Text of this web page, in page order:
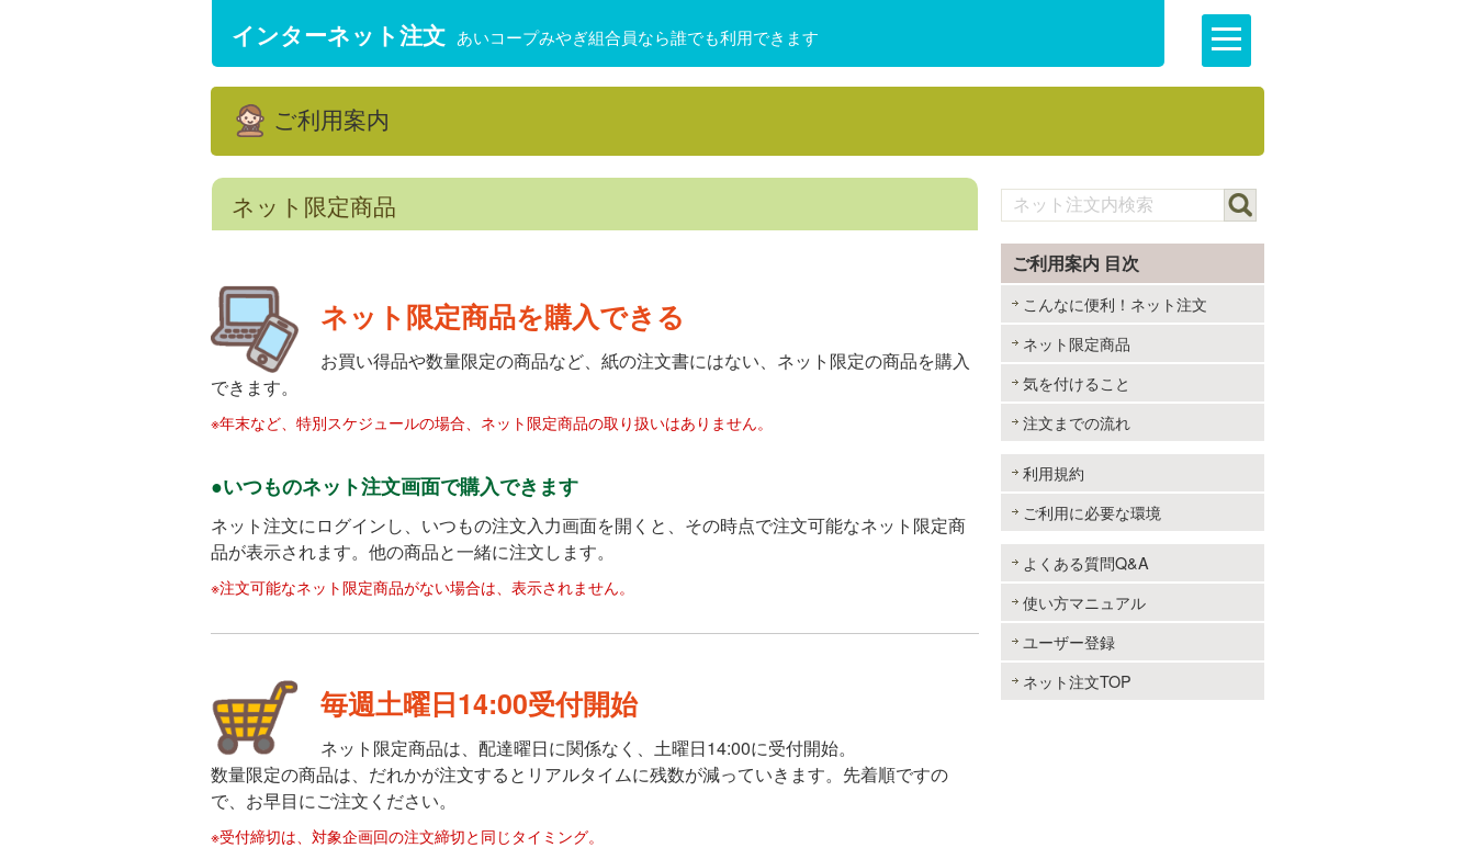
インターネット注文 あいコープみやぎ組合員なら誰でも利用できます
ご利用案内
ネット限定商品
ネット限定商品を購入できる
お買い得品や数量限定の商品など、紙の注文書にはない、ネット限定の商品を購入
できます。
※年末など、特別スケジュールの場合、ネット限定商品の取り扱いはありません。
●いつものネット注文画面で購入できます
ネット注文にログインし、いつもの注文入力画面を開くと、その時点で注文可能なネット限定商
品が表示されます。他の商品と一緒に注文します。
※注文可能なネット限定商品がない場合は、表示されません。
毎週土曜日14:00受付開始
ネット限定商品は、配達曜日に関係なく、土曜日14:00に受付開始。
数量限定の商品は、だれかが注文するとリアルタイムに残数が減っていきます。先着順ですの
で、お早目にご注文ください。
※受付締切は、対象企画回の注文締切と同じタイミング。
ご利用案内 目次
こんなに便利！ネット注文
ネット限定商品
気を付けること
注文までの流れ
利用規約
ご利用に必要な環境
よくある質問Q&A
使い方マニュアル
ユーザー登録
ネット注文TOP